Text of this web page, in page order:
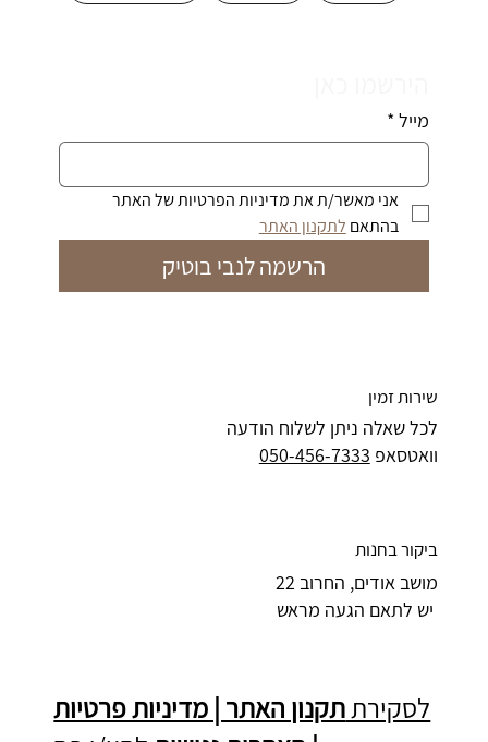
מייל *
בהתאם לתקנון האתר
הרשמה לנבי בוטיק
שירות זמין
לכל שאלה ניתן לשלוח הודעה
וואטסאפ 050-456-7333
ביקור בחנות
מושב אודים, החרוב 22
יש לתאם הגעה מראש
לסקירתתקנון האתר | מדיניות פרטיות